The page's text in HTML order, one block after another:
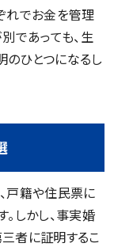
れでお金を管理
であっても、生
ひとつになるし
戸籍や住民票に
しかし、事実婚
者に証明するこ